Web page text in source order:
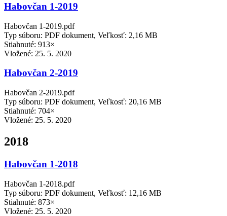
Habovčan 1-2019
Habovčan 1-2019.pdf
Typ súboru: PDF dokument, Veľkosť: 2,16 MB
Stiahnuté: 913×
Vložené: 25. 5. 2020
Habovčan 2-2019
Habovčan 2-2019.pdf
Typ súboru: PDF dokument, Veľkosť: 20,16 MB
Stiahnuté: 704×
Vložené: 25. 5. 2020
2018
Habovčan 1-2018
Habovčan 1-2018.pdf
Typ súboru: PDF dokument, Veľkosť: 12,16 MB
Stiahnuté: 873×
Vložené: 25. 5. 2020